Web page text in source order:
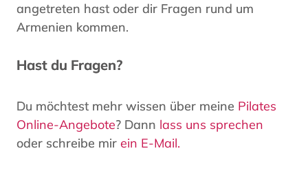
angetreten hast oder dir Fragen rund um
Armenien kommen.
Hast du Fragen?
Du möchtest mehr wissen über meine Pilates
Online-Angebote? Dann lass uns sprechen
oder schreibe mir ein E-Mail.